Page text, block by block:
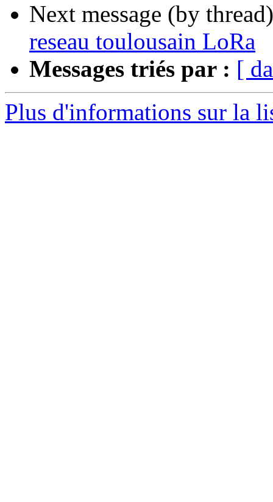
Next message (by
reseau toulousain LoRa
Messages triés par : [
Plus d'informations sur la